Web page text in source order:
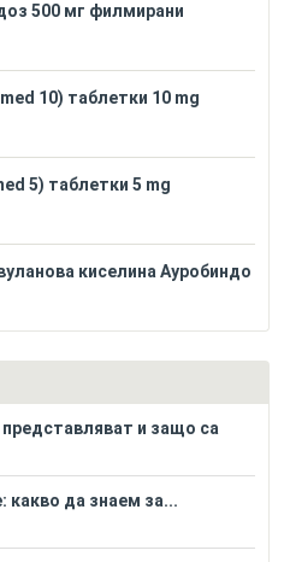
500 мг филмирани
10) таблетки 10 mg
5) таблетки 5 mg
киселина Ауробиндо
и защо са
какво да знаем за...